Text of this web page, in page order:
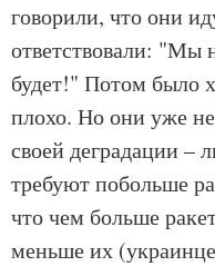
говорили, что они
ответствовали: "Мы
будет!" Потом было
плохо. Но они уже
своей деградации –
требуют побольше
что чем больше
меньше их